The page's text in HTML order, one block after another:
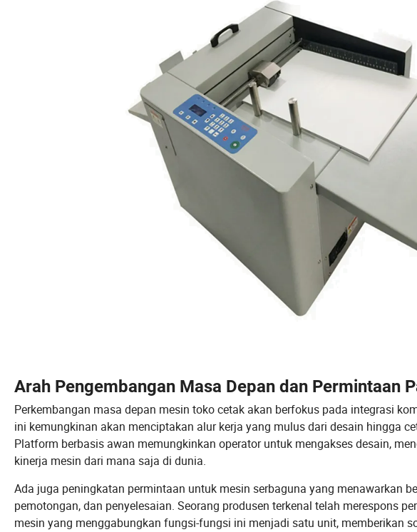
Arah Pengembangan Masa Depan dan Permintaan
Perkembangan masa depan mesin toko cetak akan berfokus pada integrasi
ini kemungkinan akan menciptakan alur kerja yang mulus dari desain hingga
Platform berbasis awan memungkinkan operator untuk mengakses desain,
kinerja mesin dari mana saja di dunia.
Ada juga peningkatan permintaan untuk mesin serbaguna yang menawarkan
pemotongan, dan penyelesaian. Seorang produsen terkenal telah merespons
mesin yang menggabungkan fungsi-fungsi ini menjadi satu unit, memberikan